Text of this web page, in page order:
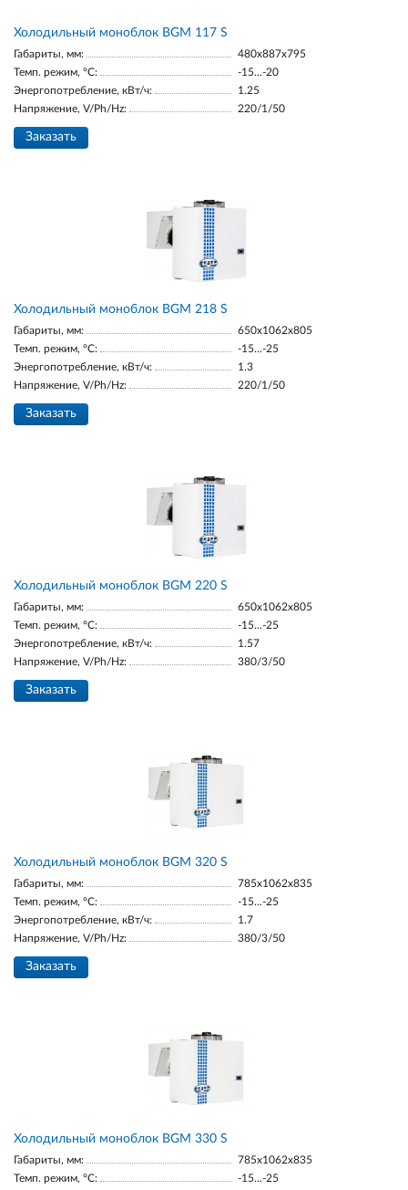
Холодильный моноблок BGM 117 S
Габариты, мм:
480x887x795
Темп. режим, °С:
-15...-20
Энергопотребление, кВт/ч:
1.25
Напряжение, V/Ph/Hz:
220/1/50
Заказать
Холодильный моноблок BGM 218 S
Габариты, мм:
650x1062x805
Темп. режим, °С:
-15...-25
Энергопотребление, кВт/ч:
1.3
Напряжение, V/Ph/Hz:
220/1/50
Заказать
Холодильный моноблок BGM 220 S
Габариты, мм:
650x1062x805
Темп. режим, °С:
-15...-25
Энергопотребление, кВт/ч:
1.57
Напряжение, V/Ph/Hz:
380/3/50
Заказать
Холодильный моноблок BGM 320 S
Габариты, мм:
785x1062x835
Темп. режим, °С:
-15...-25
Энергопотребление, кВт/ч:
1.7
Напряжение, V/Ph/Hz:
380/3/50
Заказать
Холодильный моноблок BGM 330 S
Габариты, мм:
785x1062x835
Темп. режим, °С:
-15...-25